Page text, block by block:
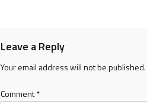
Leave a Reply
Your email address will not be published.
Comment*